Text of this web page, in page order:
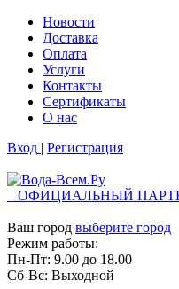
Новости
Доставка
Оплата
Услуги
Контакты
Cертификаты
О нас
Вход | Регистрация
ОФИЦИАЛЬНЫЙ
Ваш город выберите город
Режим работы:
Пн-Пт: 9.00 до 18.00
Сб-Вс: Выходной